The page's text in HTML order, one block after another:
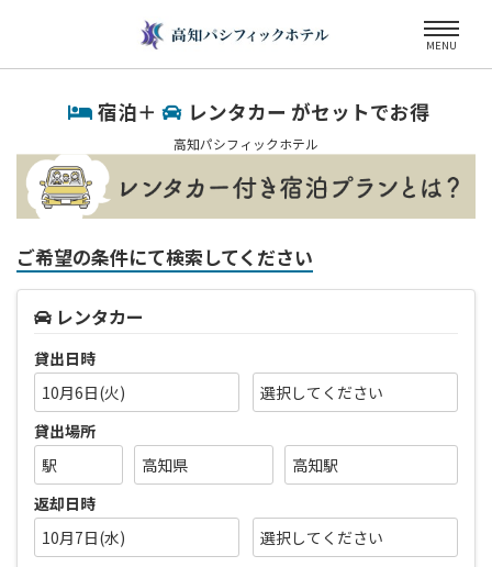
MENU
宿泊＋ レンタカー がセットでお得
高知パシフィックホテル
ご希望の条件にて検索してください
レンタカー
貸出日時
10月6日(火)
貸出場所
返却日時
10月7日(水)